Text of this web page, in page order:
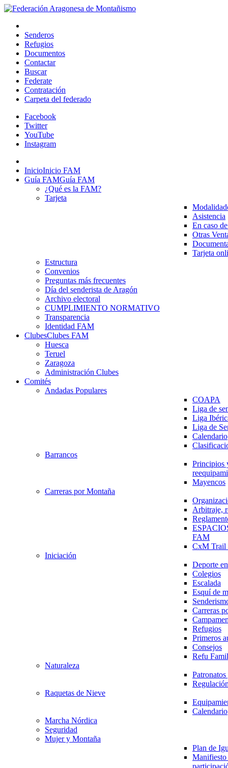
Senderos
Refugios
Documentos
Contactar
Buscar
Federate
Contratación
Carpeta del federado
Facebook
Twitter
YouTube
Instagram
InicioInicio FAM
Guía FAMGuía FAM
¿Qué es la FAM?
Tarjeta
Asistencia
En caso
Otras
Tarjeta
Estructura
Convenios
Preguntas más frecuentes
Día del senderista de Aragón
Archivo electoral
CUMPLIMIENTO NORMATIVO
Transparencia
Identidad FAM
ClubesClubes FAM
Huesca
Teruel
Zaragoza
Administración Clubes
Comités
Andadas Populares
COAPA
Liga de
Liga
Liga de
Calendario
Barrancos
Principios
Mayencos
Carreras por Montaña
Arbitraje,
FAM
CxM
Iniciación
Deporte
Colegios
Escalada
Esquí de
Carreras
Refugios
Primeros
Consejos
Refu
Naturaleza
Raquetas de Nieve
Calendario
Marcha Nórdica
Seguridad
Mujer y Montaña
Plan de